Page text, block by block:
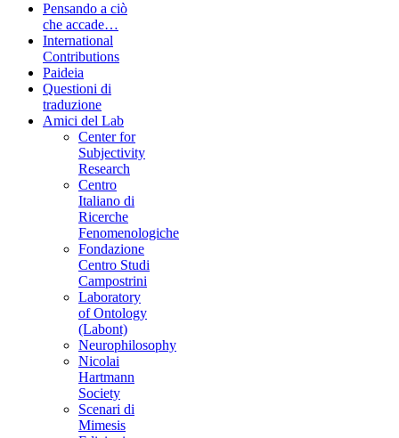
Pensando a ciò
che accade…
International
Contributions
Paideia
Questioni di
traduzione
Amici del Lab
Center for
Subjectivity
Research
Centro
Italiano di
Ricerche
Fenomenologiche
Fondazione
Centro Studi
Campostrini
Laboratory
of Ontology
(Labont)
Neurophilosophy
Nicolai
Hartmann
Society
Scenari di
Mimesis